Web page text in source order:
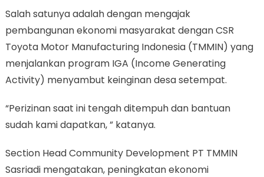
Salah satunya adalah dengan mengajak
pembangunan ekonomi masyarakat dengan CSR
Toyota Motor Manufacturing Indonesia (TMMIN) yang
menjalankan program IGA (Income Generating
Activity) menyambut keinginan desa setempat.
“Perizinan saat ini tengah ditempuh dan bantuan
sudah kami dapatkan, ” katanya.
Section Head Community Development PT TMMIN
Sasriadi mengatakan, peningkatan ekonomi